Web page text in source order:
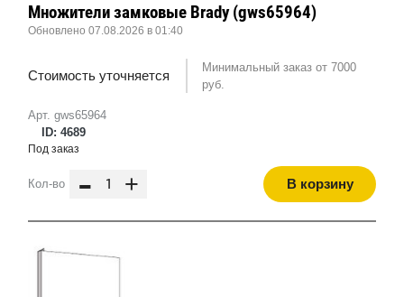
Арт. gws65964
ID: 4689
Множители замковые Brady (gws65964)
Обновлено 07.08.2026 в 01:40
Стоимость уточняется
Минимальный заказ от 7000
руб.
Под заказ
Кол-во - + В корзину